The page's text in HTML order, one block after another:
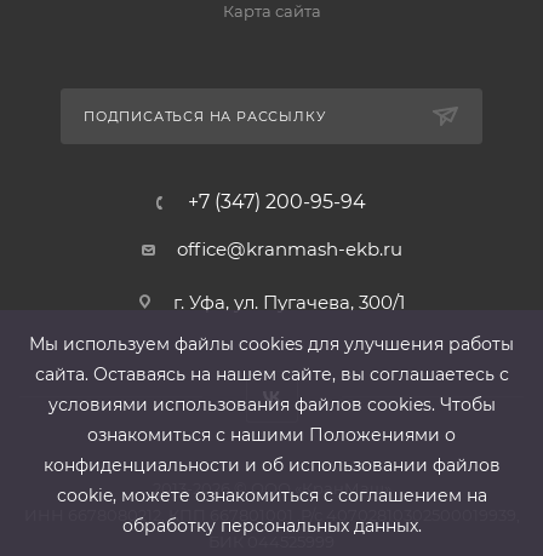
Карта сайта
ПОДПИСАТЬСЯ НА РАССЫЛКУ
+7 (347) 200-95-94
office@kranmash-ekb.ru
г. Уфа, ул. Пугачева, 300/1
2013-2026 ©ООО «КранМаш»
ИНН 6678080212, КПП 667801001 ,Р/с 40702810302500019939,
БИК 044525999
Мы используем файлы cооkies для улучшения работы
сайта. Оставаясь на нашем сайте, вы соглашаетесь с
условиями использования файлов cооkies. Чтобы
ознакомиться с нашими Положениями о
конфиденциальности и об использовании файлов
cookie, можете ознакомиться с соглашением на
обработку персональных данных.